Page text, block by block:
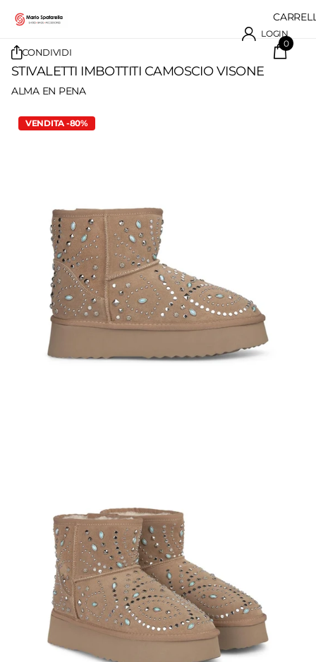
LOGIN
0
CONDIVIDI
STIVALETTI IMBOTTITI CAMOSCIO VISONE
ALMA EN PENA
VENDITA -80%